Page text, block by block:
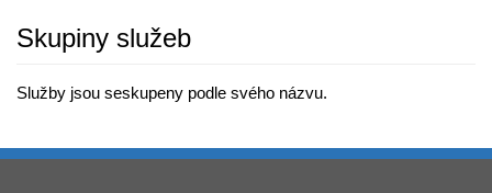
Skupiny služeb
Služby jsou seskupeny podle svého názvu.